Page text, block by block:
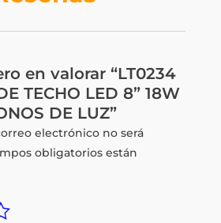
en valorar “LT0234
TECHO LED 8” 18W
DE LUZ”
electrónico no será
obligatorios están